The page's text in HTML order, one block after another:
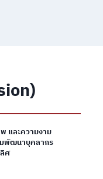
และความงาม
มพัฒนาบุคลากร
ศ